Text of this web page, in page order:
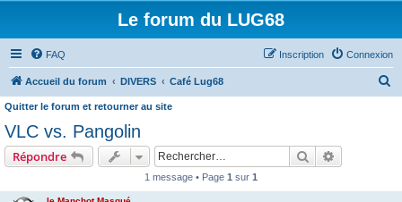
Le forum du LUG68
FAQ Connexion
Inscription
Accueil du forum DIVERS Café Lug68
Quitter le forum et retourner au site
VLC vs. Pangolin
Répondre Rechercher
1 message • Page 1 sur 1